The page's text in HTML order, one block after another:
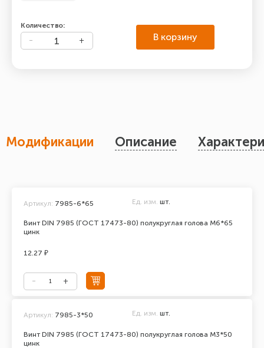
Количество:
В корзину
Модификации Описание
Винт DIN 7985 (ГОСТ 17473-80) полукруглая голова М6*65
цинк
Артикул: 7985-6*65 Ед. изм. шт.
12.27 ₽
Винт DIN 7985 (ГОСТ 17473-80) полукруглая голова М3*50
цинк
Артикул: 7985-3*50 Ед. изм. шт.